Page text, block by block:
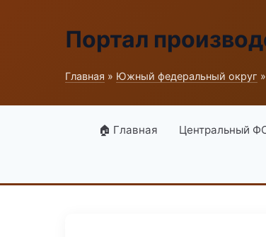
Портал
Главная » Южный федеральный округ
🏠 Главная Центральный